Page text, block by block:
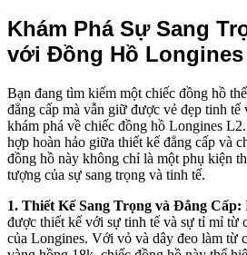
Khám Phá Sự Sang
với Đồng Hồ Longines
Bạn đang tìm kiếm một chiếc đồng hồ
đẳng cấp mà vẫn giữ được vẻ đẹp tinh
khám phá về chiếc đồng hồ Longines
hợp hoàn hảo giữa thiết kế đẳng cấp và
đồng hồ này không chỉ là một phụ kiện
tượng của sự sang trọng và tinh tế.
1. Thiết Kế Sang Trọng và Đẳng Cấp:
được thiết kế với sự tinh tế và sự tỉ mỉ từ
của Longines. Với vỏ và dây đeo làm từ